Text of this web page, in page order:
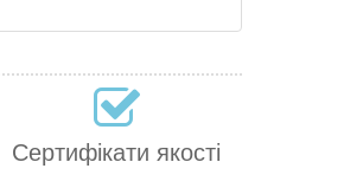
Сертифікати якості